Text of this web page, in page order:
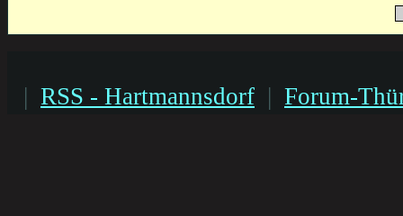
| RSS - Hartmannsdorf | Forum-